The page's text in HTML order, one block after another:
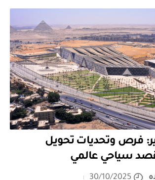
فرص وتحديات تحويل
سياحي عالمي
30/10/2025